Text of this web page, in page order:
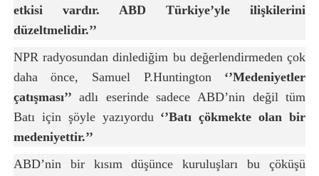
etkisi vardır. ABD Türkiye’yle ilişkilerini
düzeltmelidir.’’
NPR radyosundan dinlediğim bu değerlendirmeden çok
daha önce, Samuel P.Huntington ‘’Medeniyetler
çatışması’’ adlı eserinde sadece ABD’nin değil tüm
Batı için şöyle yazıyordu ‘’Batı çökmekte olan bir
medeniyettir.’’
ABD’nin bir kısım düşünce kuruluşları bu çöküşü